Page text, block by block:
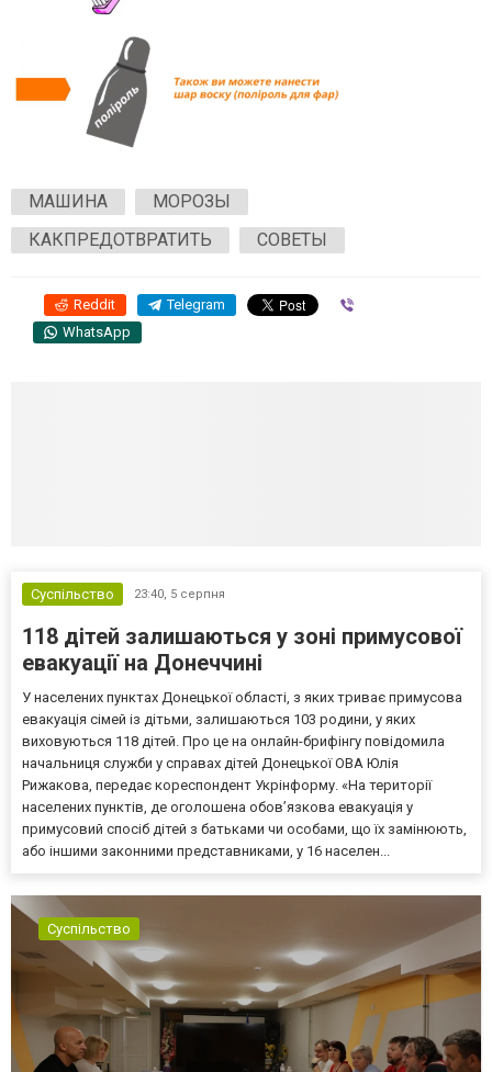
МАШИНА
МОРОЗЫ
КАКПРЕДОТВРАТИТЬ
СОВЕТЫ
Reddit Telegram
WhatsApp
Суспільство 23:40, 5 серпня
118 дітей залишаються у зоні примусової
евакуації на Донеччині
У населених пунктах Донецької області, з яких триває примусова
евакуація сімей із дітьми, залишаються 103 родини, у яких
виховуються 118 дітей. Про це на онлайн-брифінгу повідомила
начальниця служби у справах дітей Донецької ОВА Юлія
Рижакова, передає кореспондент Укрінформу. «На території
населених пунктів, де оголошена обов’язкова евакуація у
примусовий спосіб дітей з батьками чи особами, що їх замінюють,
або іншими законними представниками, у 16 населен...
Суспільство